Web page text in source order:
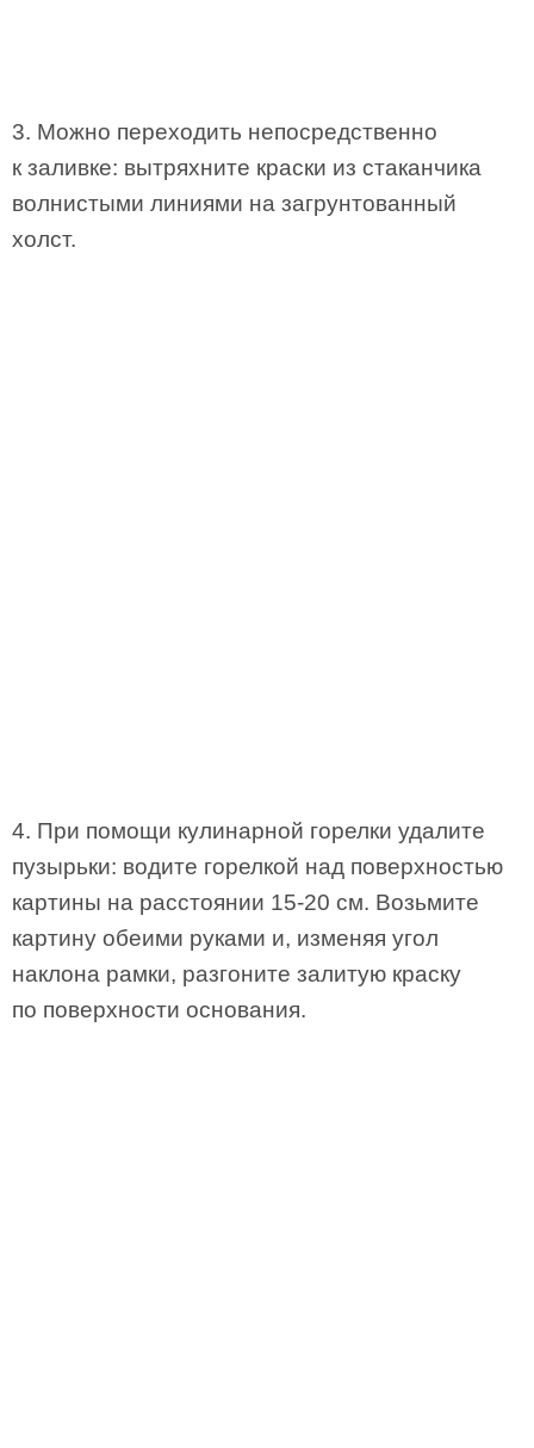
3. Можно переходить непосредственно
к заливке: вытряхните краски из стаканчика
волнистыми линиями на загрунтованный
холст.
4. При помощи кулинарной горелки удалите
пузырьки: водите горелкой над поверхностью
картины на расстоянии 15-20 см. Возьмите
картину обеими руками и, изменяя угол
наклона рамки, разгоните залитую краску
по поверхности основания.